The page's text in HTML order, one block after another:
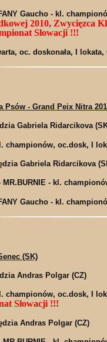
Gaucho- kl.
2010, Zwycięzca
Słowacji !!!
oc. doskonała, I lokata,
Psów - Grand Peix Nitra
Gabriela Ridarcikova
championów, oc.dosk, I
Gabriela Ridarcikova
MR.BURNIE - kl.
Gaucho- kl.
(SK)
Andras Polgar (CZ)
championów, oc.dosk, I
Słowacji !!!
Andras Polgar (CZ)